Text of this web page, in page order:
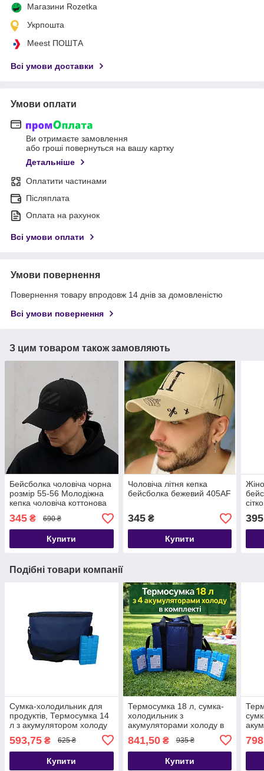
Магазини Rozetka
Укрпошта
Meest ПОШТА
Всі умови доставки
Умови оплати
Ви отримаєте замовлення
або гроші повернуться на вашу картку
Детальніше
Оплатити частинами
Післяплата
Оплата на рахунок
Всі умови оплати
Умови повернення
Повернення товару впродовж 14 днів за домовленістю
Всі умови повернення
З цим товаром також замовляють
Бейсболка чоловіча чорна
розмір 55-56 Молодіжна
кепка чоловіча коттонова
345 ₴ 690 ₴
Купити
Чоловіча літня кепка
бейсболка бежевий 405AF
345₴
Купити
395
Подібні товари компанії
Сумка-холодильник для
продуктів, Термосумка 14
л з акумулятором холоду
593,75 ₴ 625 ₴
Купити
Термосумка 18 л, сумка-
холодильник з
акумуляторами холоду в
841,50₴ 935 ₴
Купити
798